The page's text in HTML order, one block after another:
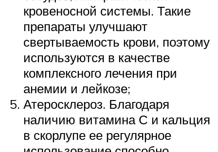
кровеносной системы. Такие
препараты улучшают
свертываемость крови, поэтому
используются в качестве
комплексного лечения при
анемии и лейкозе;
Атеросклероз. Благодаря
наличию витамина С и кальция
в скорлупе ее регулярное